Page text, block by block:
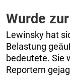
Wurde
Lewinsky hat
Belastung
bedeutete. Sie
Reportern